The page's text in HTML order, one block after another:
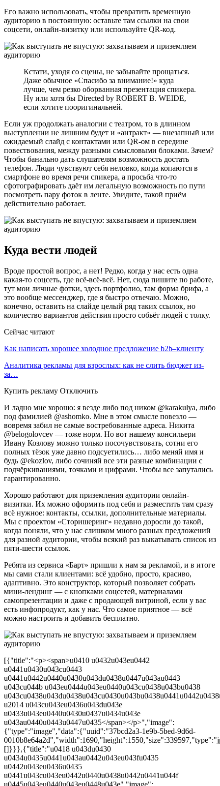
Его важно использовать, чтобы превратить временную
аудиторию в постоянную: оставьте там ссылки на свои
соцсети, онлайн-визитку или используйте QR-код.
Кстати, уходя со сцены, не забывайте прощаться.
Даже обычное «Спасибо за внимание!» куда
лучше, чем резко оборванная презентация спикера.
Ну или хотя бы Directed by ROBERT B. WEIDE,
если хотите пооригинальней.
Если уж продолжать аналогии с театром, то в длинном
выступлении не лишним будет и «антракт» — внезапный или
ожидаемый слайд с контактами или QR-ом в середине
повествования, между разными смысловыми блоками. Зачем?
Чтобы банально дать слушателям возможность достать
телефон. Люди чувствуют себя неловко, когда копаются в
смартфоне во время речи спикера, а просьба что-то
сфотографировать даёт им легальную возможность по пути
посмотреть пару фоток в ленте. Увидите, такой приём
действительно работает.
Куда вести людей
Вроде простой вопрос, а нет! Редко, когда у нас есть одна
какая-то соцсеть, где всё-всё-всё. Нет, сюда пишите по работе,
тут мои личные фотки, здесь портфолио, там форма брифа, а
это вообще мессенджер, где я быстро отвечаю. Можно,
конечно, оставить на слайде целый ряд таких ссылок, но
количество вариантов действия просто собьёт людей с толку.
Сейчас читают
Как написать хорошее холодное предложение b2b–клиенту
Аналитика рекламы для взрослых: как не слить бюджет из-
за…
Купить рекламу Отключить
И ладно мне хорошо: я везде либо под ником @karakulya, либо
под фамилией @ashomko. Мне в этом смысле повезло —
вовремя забил не самые востребованные адреса. Никита
@belogolovcev — тоже норм. Но вот нашему консильери
Ивану Козлову можно только посочувствовать, сотни его
полных тёзок уже давно подсуетились… либо меняй имя и
будь @ekozlov, либо сочиняй все эти разные комбинации с
подчёркиваниями, точками и цифрами. Чтобы все запутались
гарантированно.
Хорошо работают для приземления аудитории онлайн-
визитки. Их можно оформить под себя и разместить там сразу
всё нужное: контакты, ссылки, дополнительные материалы.
Мы с проектом «Сторишеринг» недавно доросли до такой,
когда поняли, что у нас слишком много разных предложений
для разной аудитории, чтобы всякий раз выкатывать список из
пяти-шести ссылок.
Ребята из сервиса «Барт» пришли к нам за рекламой, и в итоге
мы сами стали клиентами: всё удобно, просто, красиво,
адаптивно. Это конструктор, который позволяет собрать
мини-лендинг — с кнопками соцсетей, материалами
самопрезентации и даже с продающей витриной, если у вас
есть инфопродукт, как у нас. Что самое приятное — всё
можно настроить и добавить бесплатно.
[{"title":"<p><span>u0410 u0432u043eu0442
u0441u0430u043cu0443
u0441u0442u0440u0430u043du0438u0447u043au0443
u043cu044b u043eu0444u043eu0440u043cu0438u043bu0438
u2014 u043cu043eu0436u043du043e
u0433u043eu0440u0430u0437u0434u043e
u043au0440u0443u0447u0435</span></p>","image":
{"type":"image","data":{"uuid":"37bcd2a3-1e9b-5bed-9d6d-
[]}}},{"title":"u0418 u043du0430
u0434u0435u0441u043au0442u043eu043fu0435
u0442u043eu0436u0435
u0441u043cu043eu0442u0440u0438u0442u0441u044f